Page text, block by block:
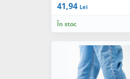
41,94 Lei
În stoc